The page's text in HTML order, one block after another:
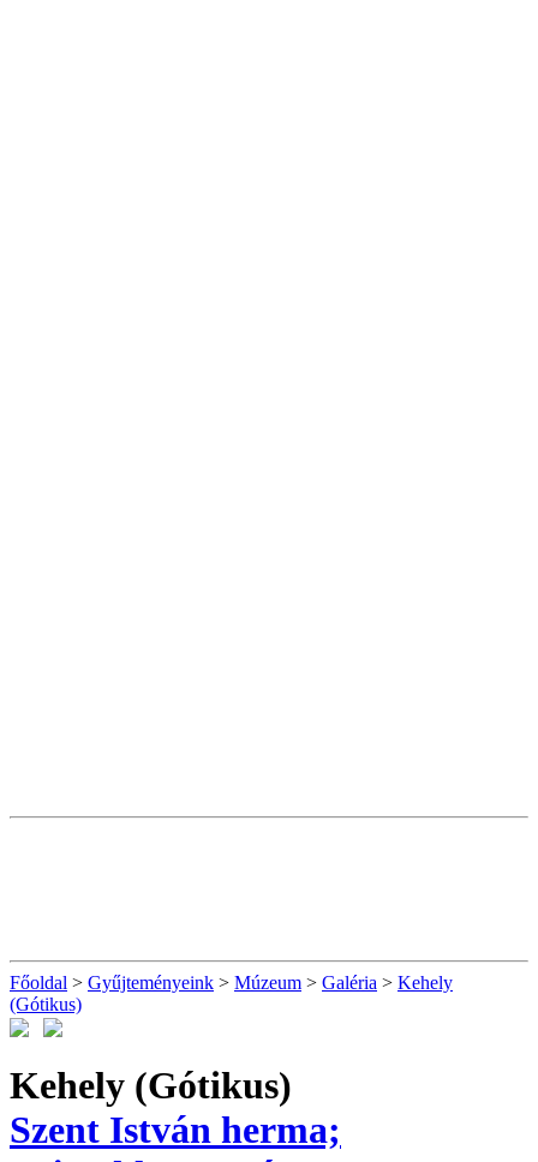
Főoldal > Gyűjteményeink > Múzeum > Galéria > Kehely
(Gótikus)
Kehely (Gótikus)
Szent István herma;